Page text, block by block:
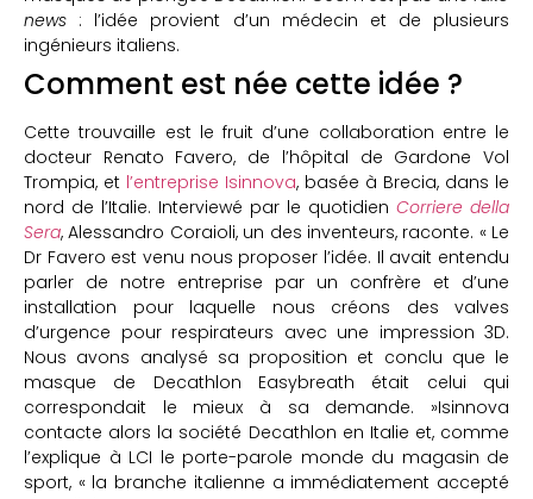
news : l’idée provient d’un médecin et de plusieurs
ingénieurs italiens.
Comment est née cette idée ?
Cette trouvaille est le fruit d’une collaboration entre le
docteur Renato Favero, de l’hôpital de Gardone Vol
Trompia, et l’entreprise Isinnova, basée à Brecia, dans le
nord de l’Italie. Interviewé par le quotidien Corriere della
Sera, Alessandro Coraioli, un des inventeurs, raconte. « Le
Dr Favero est venu nous proposer l’idée. Il avait entendu
parler de notre entreprise par un confrère et d’une
installation pour laquelle nous créons des valves
d’urgence pour respirateurs avec une impression 3D.
Nous avons analysé sa proposition et conclu que le
masque de Decathlon Easybreath était celui qui
correspondait le mieux à sa demande. »Isinnova
contacte alors la société Decathlon en Italie et, comme
l’explique à LCI le porte-parole monde du magasin de
sport, « la branche italienne a immédiatement accepté